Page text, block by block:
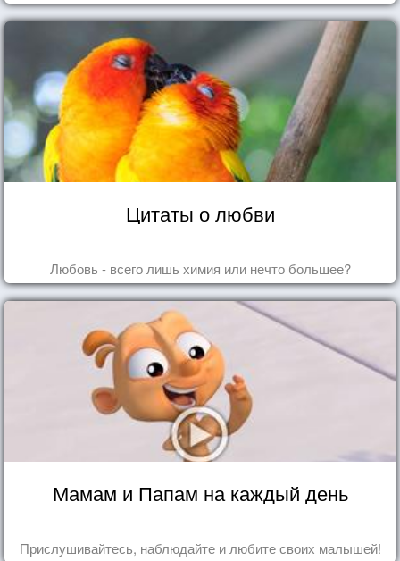
Цитаты о любви
Любовь - всего лишь химия или нечто большее?
Мамам и Папам на каждый день
Прислушивайтесь, наблюдайте и любите своих малышей!